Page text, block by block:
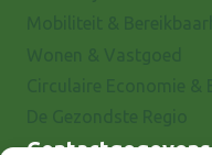
Contactgegevens